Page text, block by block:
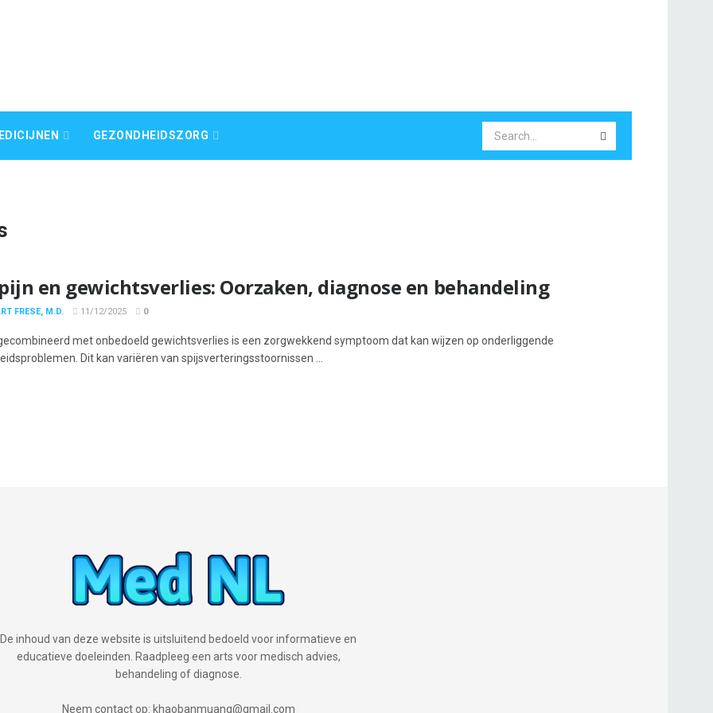
GEZONDHEIDSZORG
en gewichtsverlies: Oorzaken, diagnose en behandeling
FRESE, M.D. 11/12/2025 0
met onbedoeld gewichtsverlies is een zorgwekkend symptoom dat kan wijzen op onderliggende
Dit kan variëren van spijsverteringsstoornissen ...
De inhoud van deze website is uitsluitend bedoeld voor informatieve en
educatieve doeleinden. Raadpleeg een arts voor medisch advies,
behandeling of diagnose.
Neem contact op: khaobanmuang@gmail.com